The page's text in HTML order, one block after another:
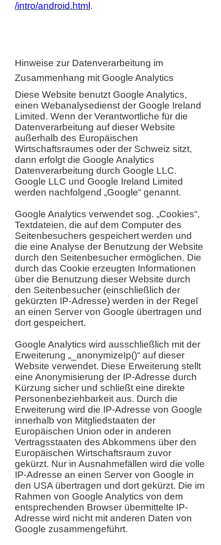
/intro/android.html.
Hinweise zur Datenverarbeitung im
Zusammenhang mit Google Analytics
Diese Website benutzt Google Analytics,
einen Webanalysedienst der Google Ireland
Limited. Wenn der Verantwortliche für die
Datenverarbeitung auf dieser Website
außerhalb des Europäischen
Wirtschaftsraumes oder der Schweiz sitzt,
dann erfolgt die Google Analytics
Datenverarbeitung durch Google LLC.
Google LLC und Google Ireland Limited
werden nachfolgend „Google“ genannt.
Google Analytics verwendet sog. „Cookies“,
Textdateien, die auf dem Computer des
Seitenbesuchers gespeichert werden und
die eine Analyse der Benutzung der Website
durch den Seitenbesucher ermöglichen. Die
durch das Cookie erzeugten Informationen
über die Benutzung dieser Website durch
den Seitenbesucher (einschließlich der
gekürzten IP-Adresse) werden in der Regel
an einen Server von Google übertragen und
dort gespeichert.
Google Analytics wird ausschließlich mit der
Erweiterung „_anonymizeIp()“ auf dieser
Website verwendet. Diese Erweiterung stellt
eine Anonymisierung der IP-Adresse durch
Kürzung sicher und schließt eine direkte
Personenbeziehbarkeit aus. Durch die
Erweiterung wird die IP-Adresse von Google
innerhalb von Mitgliedstaaten der
Europäischen Union oder in anderen
Vertragsstaaten des Abkommens über den
Europäischen Wirtschaftsraum zuvor
gekürzt. Nur in Ausnahmefällen wird die volle
IP-Adresse an einen Server von Google in
den USA übertragen und dort gekürzt. Die im
Rahmen von Google Analytics von dem
entsprechenden Browser übermittelte IP-
Adresse wird nicht mit anderen Daten von
Google zusammengeführt.